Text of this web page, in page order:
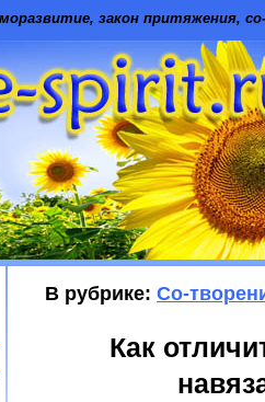
закон притяжения,
В рубрике: Со-
Как